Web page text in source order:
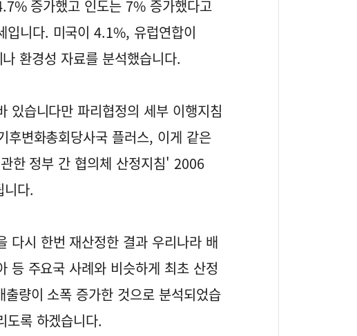
증가했고 인도는 7% 증가했다고
입니다. 미국이 4.1%, 유럽연합이
환경성 자료를 분석했습니다.
있습니다만 파리협정의 세부 이행지침
변화총회당사국 플러스, 이게 같은
한 정부 간 협의체 산정지침' 2006
다.
다시 한번 재산정한 결과 우리나라 배
등 주요국 사례와 비슷하게 최초 산정
량이 소폭 증가한 것으로 분석되었습
도록 하겠습니다.